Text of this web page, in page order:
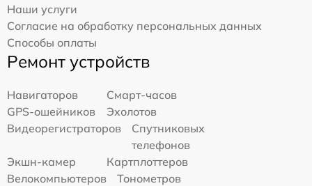
Наши услуги
Согласие на обработку персональных данных
Способы оплаты
Ремонт устройств
Навигаторов
Смарт-часов
GPS-ошейников
Эхолотов
Видеорегистраторов
Спутниковых
телефонов
Экшн-камер
Картплоттеров
Велокомпьютеров
Тонометров